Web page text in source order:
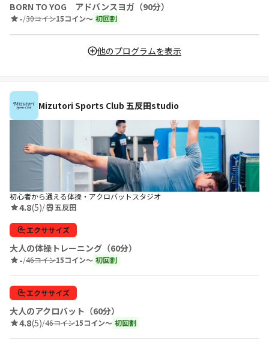
BORN TO YOG アドバンスヨガ（90分）
-/30コイン15コイン〜 初回割
他のプログラムを表示
Mizutori Sports Club 五反田studio
初心者から通える体操・アクロバットスタジオ
4.8(5)/ 五反田
エクササイズ
大人の体操トレーニング（60分）
-/46コイン15コイン〜 初回割
エクササイズ
大人のアクロバット（60分）
4.8(5)/46コイン15コイン〜 初回割